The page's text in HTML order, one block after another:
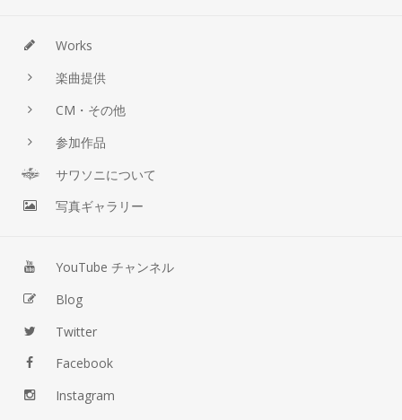
Works
楽曲提供
CM・その他
参加作品
サワソニについて
写真ギャラリー
YouTube チャンネル
Blog
Twitter
Facebook
Instagram